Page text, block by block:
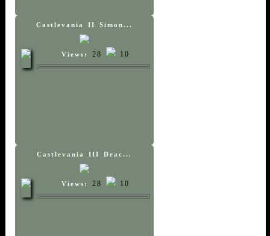
Castlevania II Simon...
Views: 28 10
Castlevania III Drac...
Views: 28 10